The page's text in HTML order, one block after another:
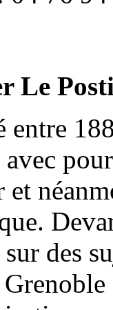
Le
entre
avec
et
des